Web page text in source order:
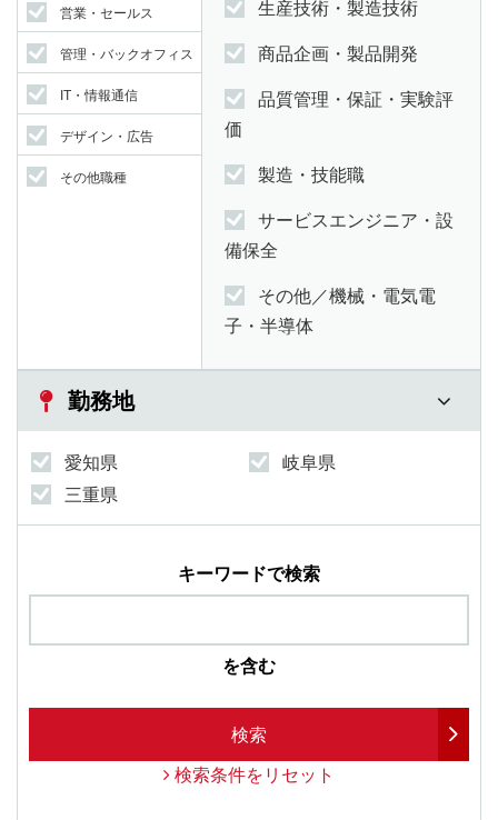
営業・セールス
管理・バックオフィス
IT・情報通信
デザイン・広告
その他職種
生産技術・製造技術
商品企画・製品開発
品質管理・保証・実験評
価
製造・技能職
サービスエンジニア・設
備保全
その他／機械・電気電
子・半導体
勤務地
愛知県
岐阜県
三重県
キーワードで検索
を含む
検索
検索条件をリセット